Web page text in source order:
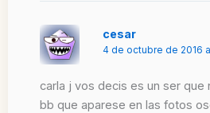
cesar
4 de octubre de 2016 a
carla j vos decis es un ser que
bb que aparese en las fotos